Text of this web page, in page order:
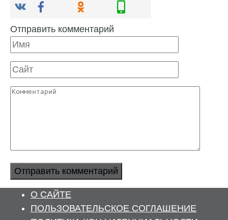
Отправить комментарий
Имя
Сайт
Комментарий
О САЙТЕ
ПОЛЬЗОВАТЕЛЬСКОЕ СОГЛАШЕНИЕ